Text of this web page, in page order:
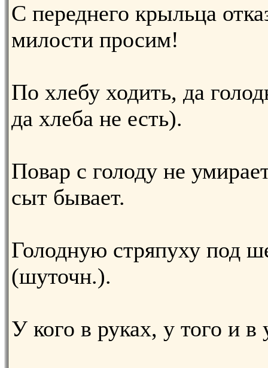
С переднего крыльца
милости просим!
По хлебу ходить, да
да хлеба не есть).
Повар с голоду не
сыт бывает.
Голодную стряпуху под
(шуточн.).
У кого в руках, у того и в